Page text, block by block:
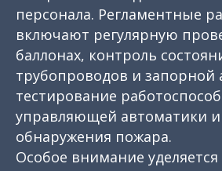
персонала. Регламентные
включают регулярную
баллонах, контроль
трубопроводов и запорной
тестирование
управляющей автоматики
обнаружения пожара.
Особое внимание